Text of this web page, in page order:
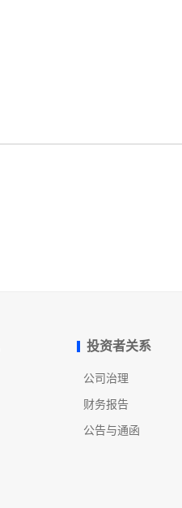
投资者关系
公司治理
财务报告
公告与通函